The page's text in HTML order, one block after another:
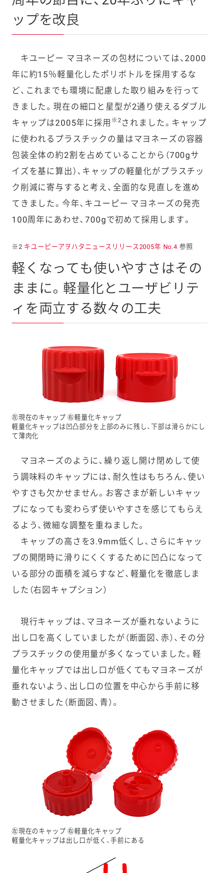
ップを改良
キユーピー マヨネーズの包材については、2000
年に約15％軽量化したポリボトルを採用するな
ど、これまでも環境に配慮した取り組みを行って
きました。現在の細口と星型が2通り使えるダブル
キャップは2005年に採用 ※2されました。キャップ
に使われるプラスチックの量はマヨネーズの容器
包装全体の約2割を占めていることから（700gサ
イズを基に算出）、キャップの軽量化がプラスチッ
ク削減に寄与すると考え、全面的な見直しを進め
てきました。今年、キユーピー マヨネーズの発売
100周年にあわせ、700gで初めて採用します。
※2 キユーピーアヲハタニュースリリース2005年 No.4 参照
軽くなっても使いやすさはその
ままに。軽量化とユーザビリテ
ィを両立する数々の工夫
㊧現在のキャップ ㊨軽量化キャップ
軽量化キャップは凹凸部分を上部のみに残し、下部は滑らかにし
て薄肉化
マヨネーズのように、繰り返し開け閉めして使
う調味料のキャップには、耐久性はもちろん、使い
やすさも欠かせません。お客さまが新しいキャッ
プになっても変わらず使いやすさを感じてもらえ
るよう、微細な調整を重ねました。
キャップの高さを3.9mm低くし、さらにキャッ
プの開閉時に滑りにくくするために凹凸になって
いる部分の面積を減らすなど、軽量化を徹底しま
した（右図キャプション）
現行キャップは、マヨネーズが垂れないように
出し口を高くしていましたが（断面図、赤）、その分
プラスチックの使用量が多くなっていました。軽
量化キャップでは出し口が低くてもマヨネーズが
垂れないよう、出し口の位置を中心から手前に移
動させました（断面図、青）。
㊧現在のキャップ ㊨軽量化キャップ
軽量化キャップは出し口が低く、手前にある